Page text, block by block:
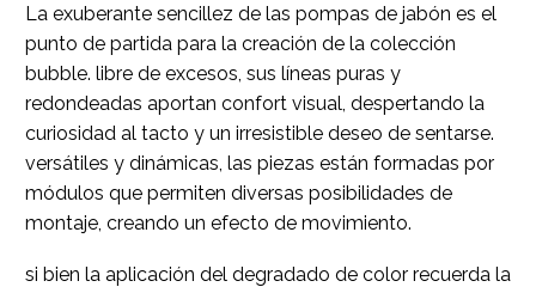
la exuberante sencillez de las pompas de jabón es el
punto de partida para la creación de la colección
bubble. libre de excesos, sus líneas puras y
redondeadas aportan confort visual, despertando la
curiosidad al tacto y un irresistible deseo de sentarse.
versátiles y dinámicas, las piezas están formadas por
módulos que permiten diversas posibilidades de
montaje, creando un efecto de movimiento.
si bien la aplicación del degradado de color recuerda la